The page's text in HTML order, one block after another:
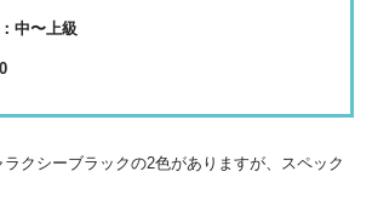
中〜上級
クシーブラックの2色がありますが、スペック